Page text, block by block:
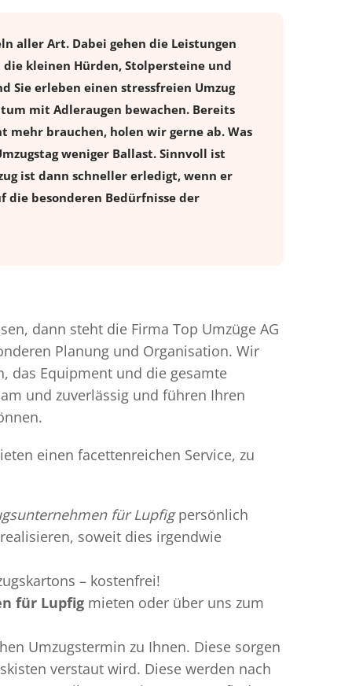
aller Art. Dabei gehen die Leistungen
kleinen Hürden, Stolpersteine und
Sie erleben einen stressfreien Umzug
mit Adleraugen bewachen. Bereits
mehr brauchen, holen wir gerne ab. Was
weniger Ballast. Sinnvoll ist
ist dann schneller erledigt, wenn er
die besonderen Bedürfnisse der
dann steht die Firma Top Umzüge AG
Planung und Organisation. Wir
das Equipment und die gesamte
und zuverlässig und führen Ihren
einen facettenreichen Service, zu
für Lupfigpersönlich
soweit dies irgendwie
– kostenfrei!
für Lupfig mieten oder über uns zum
Umzugstermin zu Ihnen. Diese sorgen
verstaut wird. Diese werden nach